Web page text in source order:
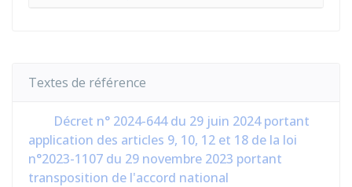
Textes de référence
Décret n° 2024-644 du 29 juin 2024 portant
application des articles 9, 10, 12 et 18 de la loi
n°2023-1107 du 29 novembre 2023 portant
transposition de l'accord national